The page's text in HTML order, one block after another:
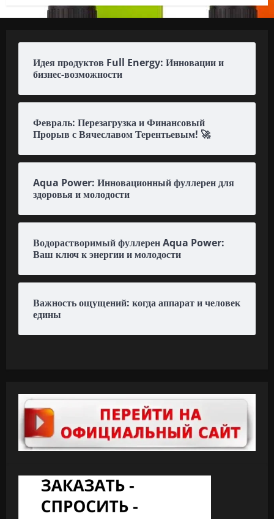
Идея продуктов Full Energy: Инновации и
бизнес-возможности
Февраль: Перезагрузка и Финансовый
Прорыв с Вячеславом Терентьевым! 🚀
Aqua Power: Инновационный фуллерен для
здоровья и молодости
Водорастворимый фуллерен Aqua Power:
Ваш ключ к энергии и молодости
Важность ощущений: когда аппарат и человек
едины